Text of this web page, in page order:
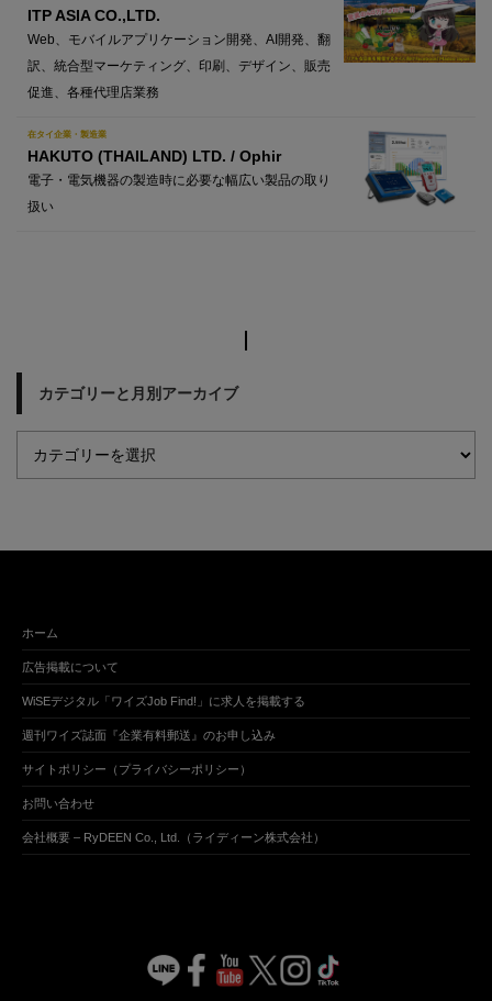
ITP ASIA CO.,LTD.
Web、モバイルアプリケーション開発、AI開発、翻
訳、統合型マーケティング、印刷、デザイン、販売
促進、各種代理店業務
在タイ企業・製造業
HAKUTO (THAILAND) LTD. / Ophir
電子・電気機器の製造時に必要な幅広い製品の取り
扱い
カテゴリーと月別アーカイブ
ホーム
広告掲載について
WiSEデジタル「ワイズJob Find!」に求人を掲載する
週刊ワイズ誌面『企業有料郵送』のお申し込み
サイトポリシー（プライバシーポリシー）
お問い合わせ
会社概要 – RyDEEN Co., Ltd.（ライディーン株式会社）